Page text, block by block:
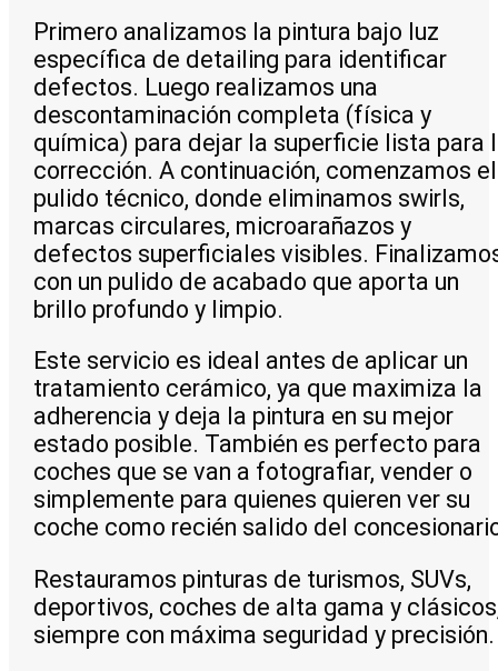
Primero analizamos la pintura bajo luz
específica de detailing para identificar
defectos. Luego realizamos una
descontaminación completa (física y
química) para dejar la superficie lista para
corrección. A continuación, comenzamos el
pulido técnico, donde eliminamos swirls,
marcas circulares, microarañazos y
defectos superficiales visibles.
con un pulido de acabado que aporta un
brillo profundo y limpio.
Este servicio es ideal antes de aplicar un
tratamiento cerámico, ya que maximiza la
adherencia y deja la pintura en su mejor
estado posible. También es perfecto para
coches que se van a fotografiar, vender o
simplemente para quienes quieren ver su
coche como recién salido del
Restauramos pinturas de turismos, SUVs,
deportivos, coches de alta gama y
siempre con máxima seguridad y precisión.